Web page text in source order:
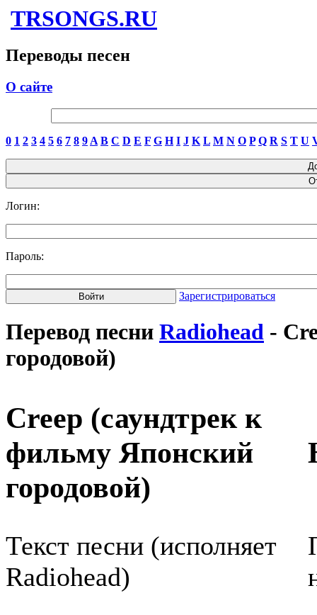
TRSONGS.RU
Переводы песен
О сайте
0 1 2 3 4 5 6 7 8 9 A B C D E F G H I J K L M N O P Q R S T U
Логин:
Пароль:
Зарегистрироваться
Перевод песни Radiohead -
городовой)
Creep (саундтрек к
фильму Японский
городовой)
Текст песни (исполняет
Radiohead)